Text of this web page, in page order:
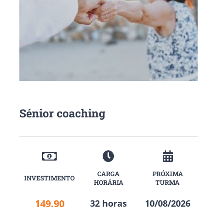
Sénior coaching
INVESTIMENTO
CARGA
HORÁRIA
PRÓXIMA
TURMA
149.90 32 horas 10/08/2026